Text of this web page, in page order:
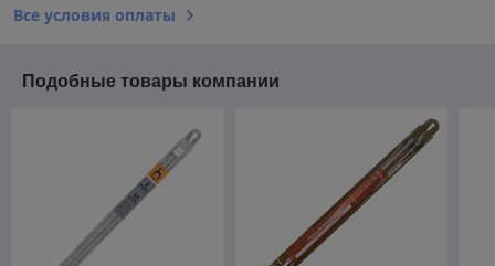
Все условия оплаты
Подобные товары компании